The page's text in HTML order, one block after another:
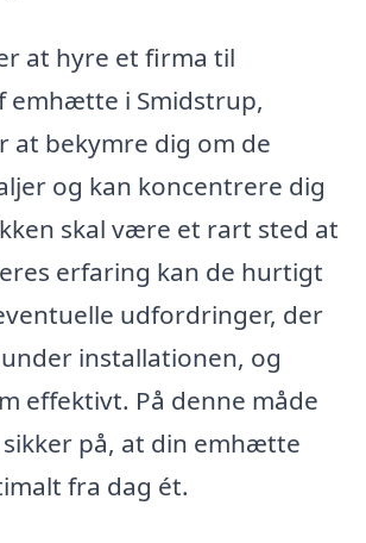
at hyre et firma til
emhætte i Smidstrup,
at bekymre dig om de
og kan koncentrere dig
skal være et rart sted at
erfaring kan de hurtigt
udfordringer, der
installationen, og
effektivt. På denne måde
på, at din emhætte
fra dag ét.